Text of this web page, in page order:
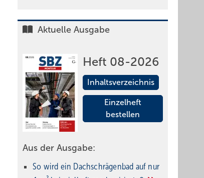
Aktuelle Ausgabe
Heft 08-2026
Inhaltsverzeichnis
Einzelheft
bestellen
Aus der Ausgabe:
So wird ein Dach­schrägenbad auf nur